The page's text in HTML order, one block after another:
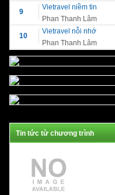
9
Vietravel niềm tin
Phan Thanh Lâm
10
Vietravel nỗi nhớ
Phan Thanh Lâm
Tin tức từ chương trình